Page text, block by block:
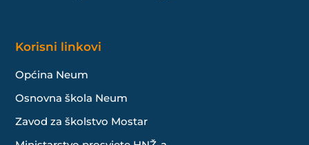
Korisni linkovi
Općina Neum
Osnovna škola Neum
Zavod za školstvo Mostar